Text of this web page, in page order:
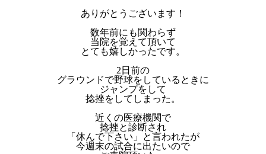
ありがとうございます！
数年前にも関わらず
当院を覚えて頂いて
とても嬉しかったです。
2日前の
グラウンドで野球をしているときに
ジャンプをして
捻挫をしてしまった。
近くの医療機関で
捻挫と診断され
「休んで下さい」と言われたが
今週末の試合に出たいので